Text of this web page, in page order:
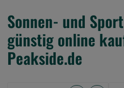
Sonnen- und
günstig online
Peakside.de